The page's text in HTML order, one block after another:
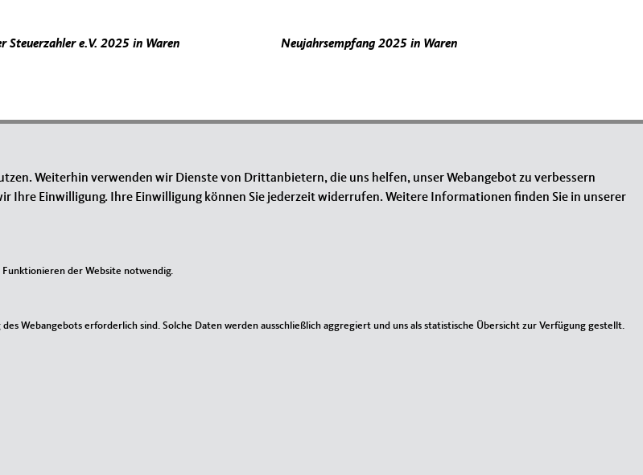
Steuerzahler e.V. 2025 in Waren Neujahrsempfang 2025 in Waren
und Wirtschaftsunion Mecklenburg-
Kontakt
Weiterhin verwenden wir Dienste von Drittanbietern, die uns helfen, unser Webangebot zu verbessern
Ihre Einwilligung. Ihre Einwilligung können Sie jederzeit widerrufen. Weitere Informationen finden Sie in unserer
der Website notwendig.
Webangebots erforderlich sind. Solche Daten werden ausschließlich aggregiert und uns als statistische Übersicht zur Verfügung gestellt.